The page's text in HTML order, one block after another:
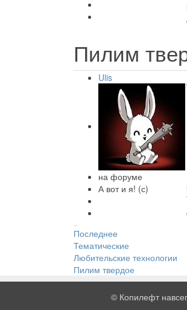
Пилим
Ulis
на форуме
А вот и я! (с)
Последнее
Тематические
Любительские технологии
Пилим твердое
© Копилефт